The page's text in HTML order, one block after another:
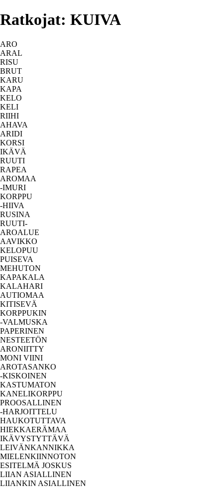
Ratkojat: KUIVA
ARO
ARAL
RISU
BRUT
KARU
KAPA
KELO
KELI
RIIHI
AHAVA
ARIDI
KORSI
IKÄVÄ
RUUTI
RAPEA
AROMAA
-IMURI
KORPPU
-HIIVA
RUSINA
RUUTI-
AROALUE
AAVIKKO
KELOPUU
PUISEVA
MEHUTON
KAPAKALA
KALAHARI
AUTIOMAA
KITISEVÄ
KORPPUKIN
-VALMUSKA
PAPERINEN
NESTEETÖN
ARONIITTY
MONI VIINI
AROTASANKO
-KISKOINEN
KASTUMATON
KANELIKORPPU
PROOSALLINEN
-HARJOITTELU
HAUKOTUTTAVA
HIEKKAERÄMAA
IKÄVYSTYTTÄVÄ
LEIVÄNKANNIKKA
MIELENKIINNOTON
ESITELMÄ JOSKUS
LIIAN ASIALLINEN
LIIANKIN ASIALLINEN